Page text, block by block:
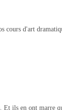
cours d'art
ils en ont marre